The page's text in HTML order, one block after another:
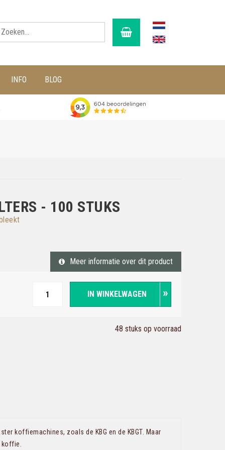
INFO BLOG
- 100 STUKS
Meer informatie over dit product
IN WINKELWAGEN
48 stuks op voorraad
koffiemachines, zoals de KBG en de KBGT. Maar